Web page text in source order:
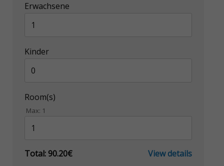
Erwachsene
Kinder
Room(s)
Max: 1
Total: 90.20€ View details